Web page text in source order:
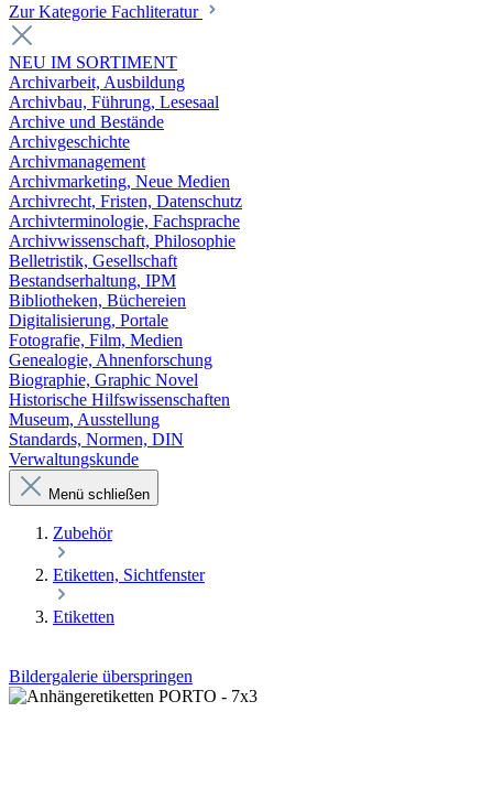
Zur Kategorie Fachliteratur
NEU IM SORTIMENT
Archivarbeit, Ausbildung
Archivbau, Führung, Lesesaal
Archive und Bestände
Archivgeschichte
Archivmanagement
Archivmarketing, Neue Medien
Archivrecht, Fristen, Datenschutz
Archivterminologie, Fachsprache
Archivwissenschaft, Philosophie
Belletristik, Gesellschaft
Bestandserhaltung, IPM
Bibliotheken, Büchereien
Digitalisierung, Portale
Fotografie, Film, Medien
Genealogie, Ahnenforschung
Biographie, Graphic Novel
Historische Hilfswissenschaften
Museum, Ausstellung
Standards, Normen, DIN
Verwaltungskunde
Menü schließen
Zubehör
Etiketten, Sichtfenster
Etiketten
Bildergalerie überspringen